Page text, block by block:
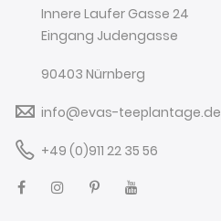
Innere Laufer Gasse 24
Eingang Judengasse
90403 Nürnberg
info@evas-teeplantage.de
+49 (0)911 22 35 56